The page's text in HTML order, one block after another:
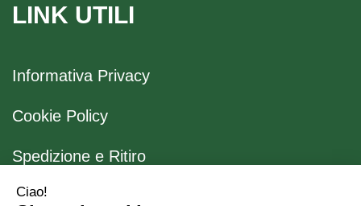
LINK UTILI
Informativa Privacy
Cookie Policy
Spedizione e Ritiro
Modalità di Pagamento